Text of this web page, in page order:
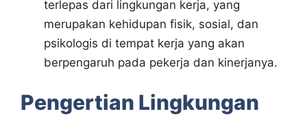
terlepas dari lingkungan kerja, yang
merupakan kehidupan fisik, sosial, dan
psikologis di tempat kerja yang akan
berpengaruh pada pekerja dan kinerjanya.
Pengertian Lingkungan